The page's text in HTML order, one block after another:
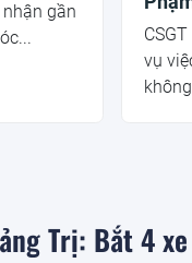
gần
vụ
Trị: Bắt 4